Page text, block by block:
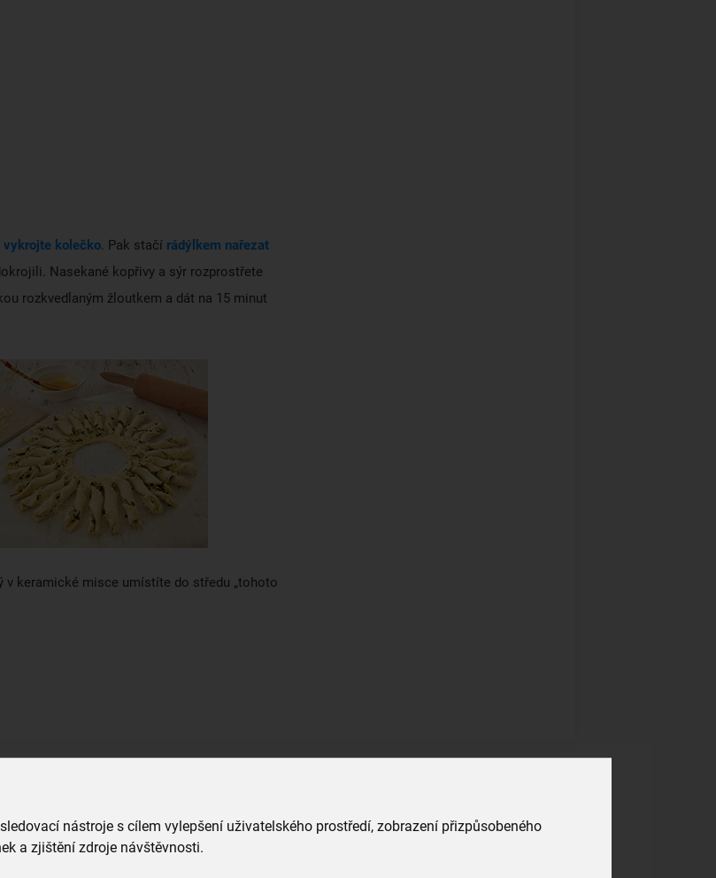
nástroje s cílem vylepšení uživatelského prostředí, zobrazení přizpůsobeného
a zjištění zdroje návštěvnosti.
kolečko. Pak stačí rádýlkem nařezat
Nasekané kopřivy a sýr rozprostřete
rozkvedlaným žloutkem a dát na 15 minut
v keramické misce umístíte do středu „tohoto